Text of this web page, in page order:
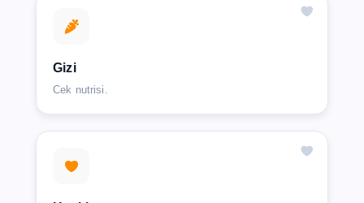
Gizi
Cek nutrisi.